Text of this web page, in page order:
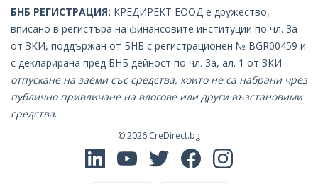
БНБ РЕГИСТРАЦИЯ: КРЕДИРЕКТ EOOД е дружество,
вписано в регистъра на финансовите институции по чл. 3а
от ЗКИ, поддържан от БНБ с регистрационен № BGR00459 и
с декларирана пред БНБ дейност по чл. 3а, ал. 1 от ЗКИ
oтпускане на заеми със средства, които не са набрани чрез
публично привличане на влогове или други възстановими
средства.
© 2026 CreDirect.bg